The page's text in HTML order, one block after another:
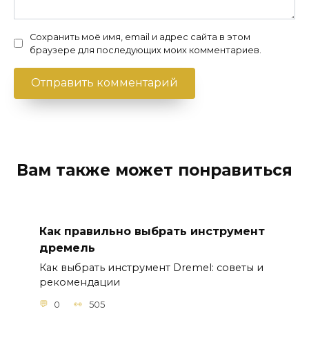
Сохранить моё имя, email и адрес сайта в этом
браузере для последующих моих комментариев.
Вам также может понравиться
Как правильно выбрать инструмент
дремель
Как выбрать инструмент Dremel: советы и
рекомендации
0 505